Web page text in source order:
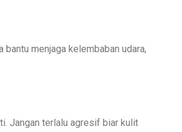
menjaga kelembaban udara,
Jangan terlalu agresif biar kulit